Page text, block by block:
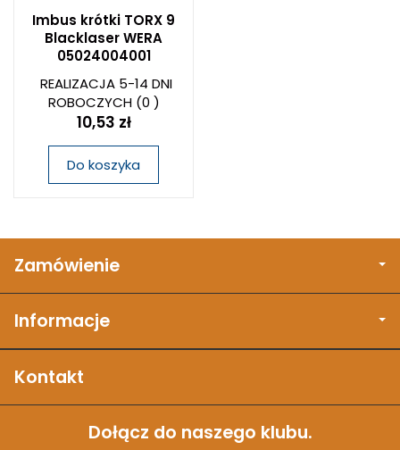
Imbus krótki TORX 9
Blacklaser WERA
05024004001
REALIZACJA 5-14 DNI
ROBOCZYCH(0 )
10,53 zł
Do koszyka
Zamówienie
Informacje
Kontakt
Dołącz do naszego klubu.